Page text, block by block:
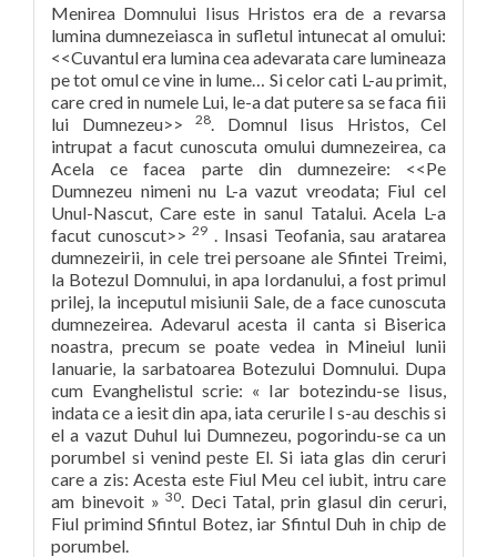
Menirea Domnului Iisus Hristos era de a revarsa
lumina dumnezeiasca in sufletul intunecat al omului:
<<Cuvantul era lumina cea adevarata care lumineaza
pe tot omul ce vine in lume… Si celor cati L-au primit,
care cred in numele Lui, le-a dat putere sa se faca fiii
lui Dumnezeu>>
28. Domnul Iisus Hristos, Cel
intrupat a facut cunoscuta omului dumnezeirea, ca
Acela ce facea parte din dumnezeire: <<Pe
Dumnezeu nimeni nu L-a vazut vreodata; Fiul cel
Unul-Nascut, Care este in sanul Tatalui. Acela L-a
facut cunoscut>>29 . Insasi Teofania, sau aratarea
dumnezeirii, in cele trei persoane ale Sfintei Treimi,
la Botezul Domnului, in apa Iordanului, a fost primul
prilej, la inceputul misiunii Sale, de a face cunoscuta
dumnezeirea. Adevarul acesta il canta si Biserica
noastra, precum se poate vedea in Mineiul lunii
Ianuarie, la sarbatoarea Botezului Domnului. Dupa
cum Evanghelistul scrie: « Iar botezindu-se Iisus,
indata ce a iesit din apa, iata cerurile I s-au deschis si
el a vazut Duhul lui Dumnezeu, pogorindu-se ca un
porumbel si venind peste El. Si iata glas din ceruri
care a zis: Acesta este Fiul Meu cel iubit, intru care
am binevoit » 30. Deci Tatal, prin glasul din ceruri,
Fiul primind Sfintul Botez, iar Sfintul Duh in chip de
porumbel.